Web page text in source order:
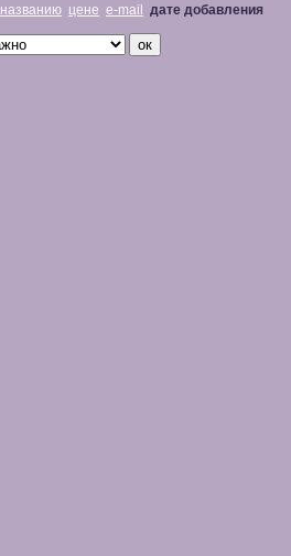
названию цене e-mail дате добавления